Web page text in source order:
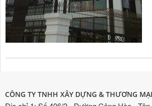
CÔNG TY TNHH XÂY DỰNG & THƯƠNG